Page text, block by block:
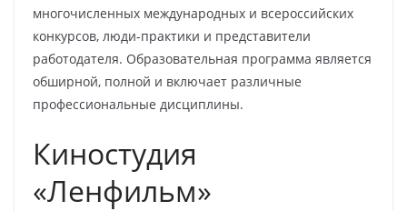
многочисленных международных и всероссийских
конкурсов, люди-практики и представители
работодателя. Образовательная программа является
обширной, полной и включает различные
профессиональные дисциплины.
Киностудия
«Ленфильм»